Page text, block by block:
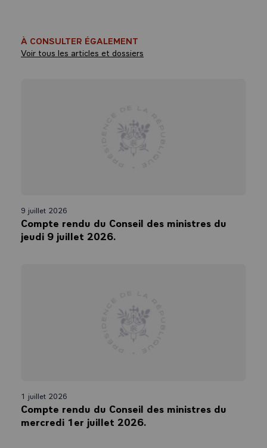
À CONSULTER ÉGALEMENT
Voir tous les articles et dossiers
9 juillet 2026
Compte rendu du Conseil des ministres du
jeudi 9 juillet 2026.
1 juillet 2026
Compte rendu du Conseil des ministres du
mercredi 1er juillet 2026.